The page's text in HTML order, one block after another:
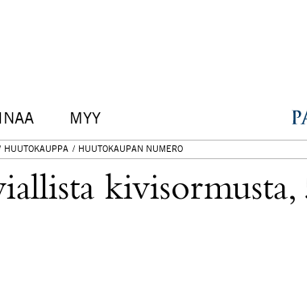
MYY
HUUTOKAUPPA HUUTOKAUPAN NUMERO
kivisormusta,